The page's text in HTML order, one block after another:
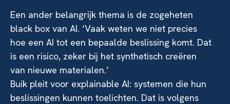
Een ander belangrijk thema is de zogeheten
black box van AI. ‘Vaak weten we niet precies
hoe een AI tot een bepaalde beslissing komt. Dat
is een risico, zeker bij het synthetisch creëren
van nieuwe materialen.’
Buik pleit voor explainable AI: systemen die hun
beslissingen kunnen toelichten. Dat is volgens